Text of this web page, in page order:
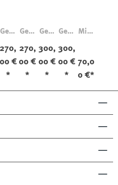
Geld
e
Pferd
elede
270,
00 €
*
Geld
e
Pferd
elede
270,
00 €
*
Geld
e
Pferd
elede
300,
00 €
*
Geld
e
Pferd
elede
300,
00 €
*
Mini
Origi
nal
70,0
0 €*